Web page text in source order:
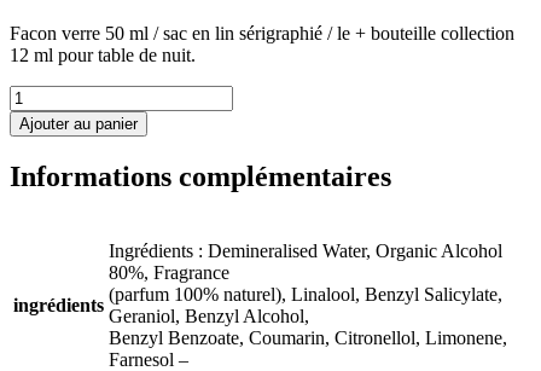
Facon verre 50 ml / sac en lin sérigraphié / le + bouteille collection
12 ml pour table de nuit.
quantité
de
Eau
parfum
Ajouter au panier
Informations complémentaires
ingrédients
Ingrédients : Demineralised Water, Organic Alcohol
80%, Fragrance
(parfum 100% naturel), Linalool, Benzyl Salicylate,
Geraniol, Benzyl Alcohol,
Benzyl Benzoate, Coumarin, Citronellol, Limonene,
Farnesol –